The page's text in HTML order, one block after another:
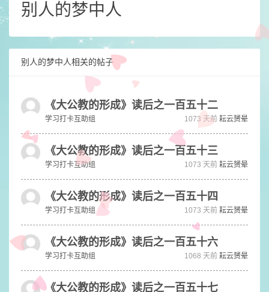
别人的梦中人
别人的梦中人相关的帖子
《大公教的形成》读后之一百五十二
学习打卡互助组 1073 天前 耘云赟晕
《大公教的形成》读后之一百五十三
学习打卡互助组 1073 天前 耘云赟晕
《大公教的形成》读后之一百五十四
学习打卡互助组 1073 天前 耘云赟晕
《大公教的形成》读后之一百五十六
学习打卡互助组 1068 天前 耘云赟晕
《大公教的形成》读后之一百五十七